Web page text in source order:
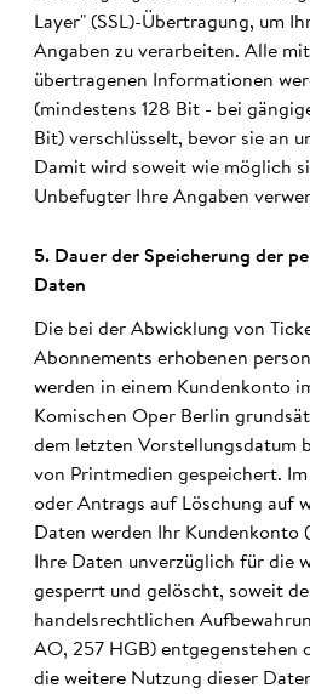
Layer" (SSL)-Übertragung, um
Angaben zu verarbeiten. Alle
übertragenen Informationen
(mindestens 128 Bit - bei
Bit) verschlüsselt, bevor sie an
Damit wird soweit wie möglich
Unbefugter Ihre Angaben
5. Dauer der Spei­cher­ung der
Daten
Die bei der Abwicklung von
Abonnements erhobenen
werden in einem Kundenkonto
Komischen Oper Berlin
dem letzten Vorstellungsdatum
von Printmedien gespeichert.
oder Antrags auf Löschung auf
Daten werden Ihr Kundenkonto
Ihre Daten unverzüglich für die
gesperrt und gelöscht, soweit
handelsrechtlichen
AO, 257 HGB) entgegenstehen
die weitere Nutzung dieser